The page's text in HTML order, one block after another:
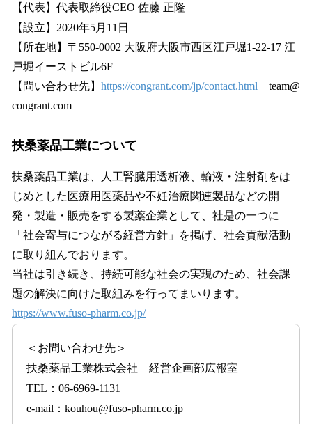
【代表】代表取締役CEO 佐藤 正隆
【設立】2020年5月11日
【所在地】〒550-0002 大阪府大阪市西区江戸堀1-22-17 江
戸堀イーストビル6F
【問い合わせ先】 https://congrant.com/jp/contact.html team@
congrant.com
扶桑薬品工業について
扶桑薬品工業は、人工腎臓用透析液、輸液・注射剤をは
じめとした医療用医薬品や不妊治療関連製品などの開
発・製造・販売をする製薬企業として、社是の一つに
「社会寄与につながる経営方針」を掲げ、社会貢献活動
に取り組んでおります。
当社は引き続き、持続可能な社会の実現のため、社会課
題の解決に向けた取組みを行ってまいります。
https://www.fuso-pharm.co.jp/
＜お問い合わせ先＞
扶桑薬品工業株式会社 経営企画部広報室
TEL：06-6969-1131
e-mail：kouhou@fuso-pharm.co.jp